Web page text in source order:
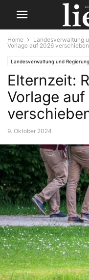
Home Landesverwaltung
Vorlage auf 2026 verschieben
Landesverwaltung und Regierung
Elternzeit:
Vorlage
9. Oktober 2024